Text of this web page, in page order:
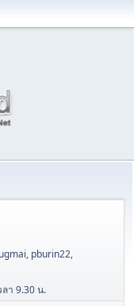
, pburin22,
า 9.30 น.